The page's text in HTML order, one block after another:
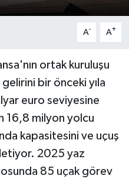
A- A+
ortak kuruluşu
bir önceki yıla
euro seviyesine
16,8 milyon yolcu
kapasitesini ve uçuş
2025 yaz
85 uçak görev